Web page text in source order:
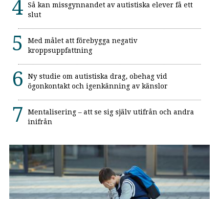
Så kan missgynnandet av autistiska elever få ett
slut
Med målet att förebygga negativ
kroppsuppfattning
Ny studie om autistiska drag, obehag vid
ögonkontakt och igenkänning av känslor
Mentalisering – att se sig själv utifrån och andra
inifrån